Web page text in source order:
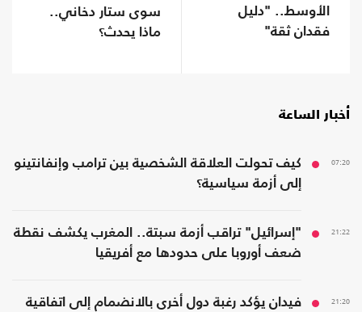
الأوسط.. "دليل
فقدان ثقة"
سوى ستار دخاني..
ماذا يحدث؟
أخبار الساعة
07:20
كيف تحولت العلاقة الشخصية بين ترامب وإنفانتينو
إلى أزمة سياسية؟
21:22
"إسرائيل" تراقب أزمة سبتة.. المغرب يكشف نقطة
ضعف أوروبا على حدودها مع أفريقيا
21:20
فيدان يؤكد رغبة دول أخرى بالانضمام إلى اتفاقية